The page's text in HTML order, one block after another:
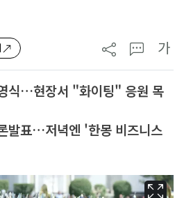
가
식…현장서 "화이팅" 응원 목
발표…저녁엔 '한몽 비즈니스